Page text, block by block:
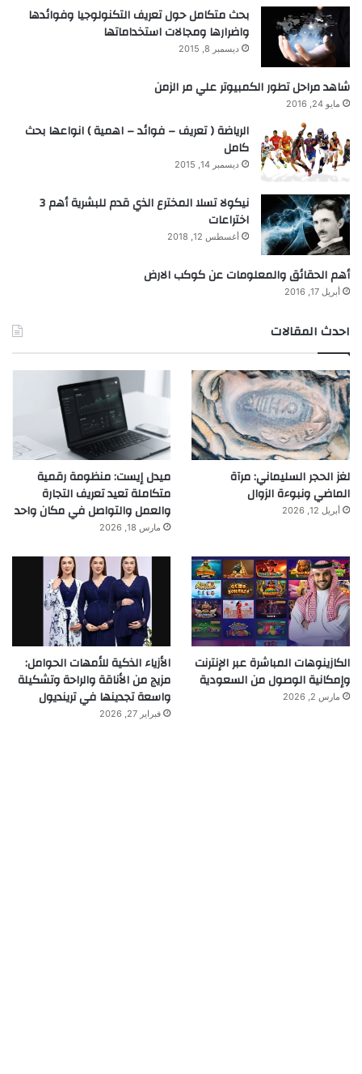
بحث متكامل حول تعريف التكنولوجيا وفوائدها
واضرارها ومجالات استخداماتها
ديسمبر 8, 2015
شاهد مراحل تطور الكمبيوتر علي مر الزمن
مايو 24, 2016
الرياضة ( تعريف – فوائد – اهمية ) انواعها بحث
كامل
ديسمبر 14, 2015
نيكولا تسلا المخترع الذي قدم للبشرية أهم 3
اختراعات
أغسطس 12, 2018
أهم الحقائق والمعلومات عن كوكب الارض
أبريل 17, 2016
احدث المقالات
لغز الحجر السليماني: مرآة
الماضي ونبوءة الزوال
أبريل 12, 2026
ميدل إيست: منظومة رقمية
متكاملة تعيد تعريف التجارة
والعمل والتواصل في مكان واحد
مارس 18, 2026
الكازينوهات المباشرة عبر الإنترنت
وإمكانية الوصول من السعودية
مارس 2, 2026
الأزياء الذكية للأمهات الحوامل:
مزيج من الأناقة والراحة وتشكيلة
واسعة تجدينها في ترينديول
فبراير 27, 2026